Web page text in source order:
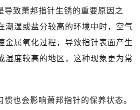
导致萧邦指针生锈的重要原因之
潮湿或盐分较高的环境中时，空气
金属氧化过程，导致指针表面产生
湿度较高的地区，这种现象更为常
惯也会影响萧邦指针的保养状态。